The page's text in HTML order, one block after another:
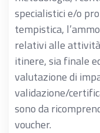
specialistici e/o
tempistica,
relativi alle
itinere, sia finale
valutazione di
validazione/
sono da
voucher.